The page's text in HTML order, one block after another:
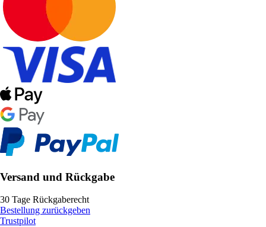
Versand und Rückgabe
30 Tage Rückgaberecht
Bestellung zurückgeben
Trustpilot